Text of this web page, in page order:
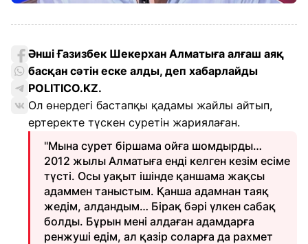
Әнші Ғазизбек Шекерхан Алматыға алғаш аяқ
басқан сәтін еске алды, деп хабарлайды
POLITICO.KZ.
Ол өнердегі бастапқы қадамы жайлы айтып,
ертеректе түскен суретін жариялаған.
"Мына сурет біршама ойға шомдырды…
2012 жылы Алматыға енді келген кезім есіме
түсті. Осы уақыт ішінде қаншама жақсы
адаммен таныстым. Қанша адамнан таяқ
жедім, алдандым… Бірақ бәрі үлкен сабақ
болды. Бұрын мені алдаған адамдарға
ренжуші едім, ал қазір соларға да рахмет